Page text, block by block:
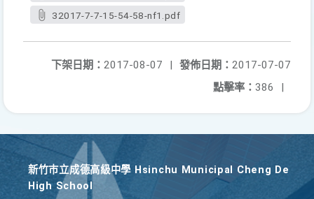
32017-7-7-15-54-58-nf1.pdf
發佈日期： 2017-07-07
下架日期： 2017-08-07
|
點擊率： 386 |
新竹巿立成德高級中學 Hsinchu Municipal Cheng De
High School